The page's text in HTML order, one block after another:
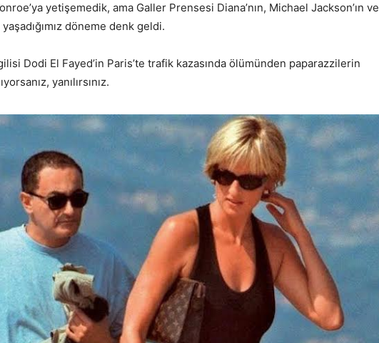
yetişemedik, ama Galler Prensesi Diana’nın, Michael Jackson’ın ve
döneme denk geldi.
Dodi El Fayed’in Paris’te trafik kazasında ölümünden paparazzilerin
yanılırsınız.